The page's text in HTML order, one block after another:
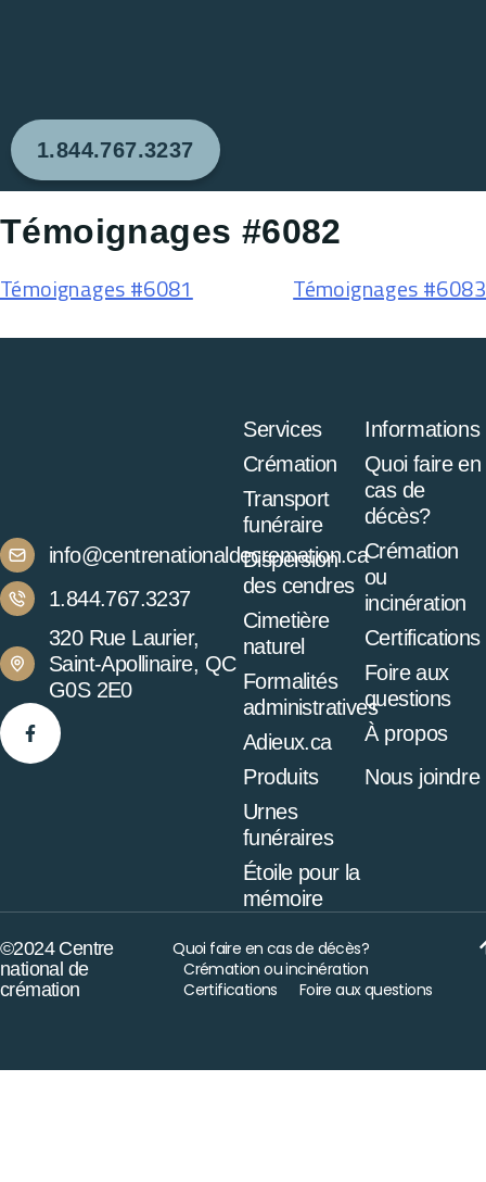
1.844.767.3237
Témoignages #6082
Témoignages #6081 Témoignages #6083
info@centrenationaldecremation.ca
1.844.767.3237
320 Rue Laurier,
Saint-Apollinaire, QC
G0S 2E0
Services
Crémation
Transport
funéraire
Dispersion
des cendres
Cimetière
naturel
Formalités
administratives
Adieux.ca
Produits
Urnes
funéraires
Étoile pour la
mémoire
Informations
Quoi faire en
cas de
décès?
Crémation
ou
incinération
Certifications
Foire aux
questions
À propos
Nous joindre
©2024 Centre
national de
crémation
Quoi faire en cas de décès?
Crémation ou incinération
Certifications
Foire aux questions